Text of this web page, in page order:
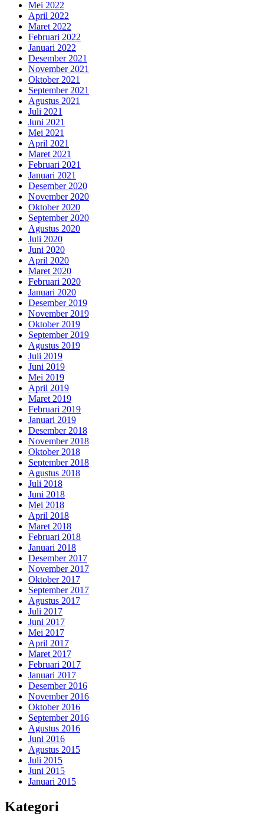
Mei 2022
April 2022
Maret 2022
Februari 2022
Januari 2022
Desember 2021
November 2021
Oktober 2021
September 2021
Agustus 2021
Juli 2021
Juni 2021
Mei 2021
April 2021
Maret 2021
Februari 2021
Januari 2021
Desember 2020
November 2020
Oktober 2020
September 2020
Agustus 2020
Juli 2020
Juni 2020
April 2020
Maret 2020
Februari 2020
Januari 2020
Desember 2019
November 2019
Oktober 2019
September 2019
Agustus 2019
Juli 2019
Juni 2019
Mei 2019
April 2019
Maret 2019
Februari 2019
Januari 2019
Desember 2018
November 2018
Oktober 2018
September 2018
Agustus 2018
Juli 2018
Juni 2018
Mei 2018
April 2018
Maret 2018
Februari 2018
Januari 2018
Desember 2017
November 2017
Oktober 2017
September 2017
Agustus 2017
Juli 2017
Juni 2017
Mei 2017
April 2017
Maret 2017
Februari 2017
Januari 2017
Desember 2016
November 2016
Oktober 2016
September 2016
Agustus 2016
Juni 2016
Agustus 2015
Juli 2015
Juni 2015
Januari 2015
Kategori